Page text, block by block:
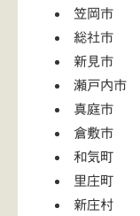
笠岡市
総社市
新見市
瀬戸内市
真庭市
倉敷市
和気町
里庄町
新庄村